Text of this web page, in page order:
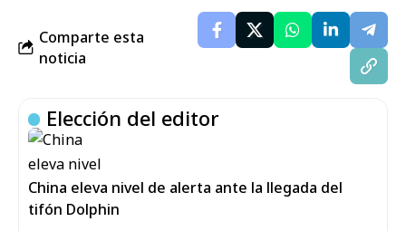
Comparte esta
noticia
Elección del editor
China eleva nivel de alerta ante la llegada del
tifón Dolphin